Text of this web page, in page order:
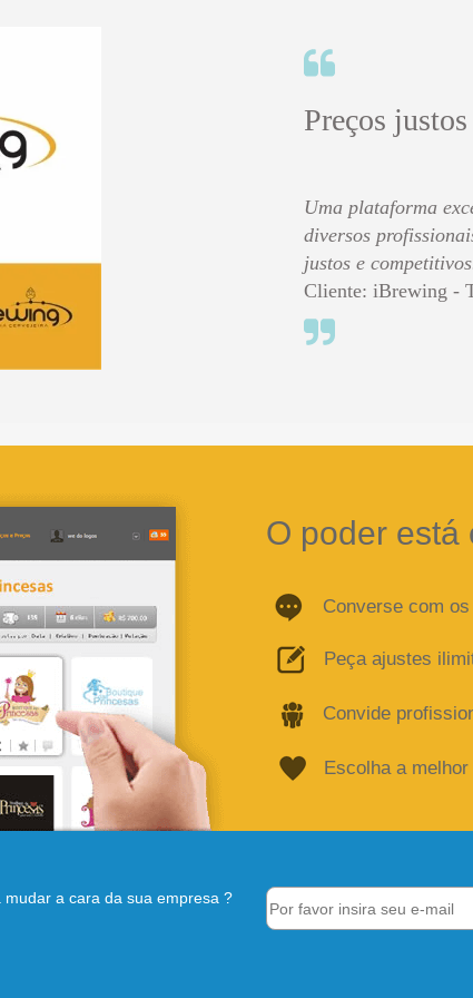
Preços
Uma plataforma
diversos
justos e
Cliente: iBrewing -
O poder está
Converse com
Peça ajustes
Convide
Escolha a
mudar a cara da sua empresa ?